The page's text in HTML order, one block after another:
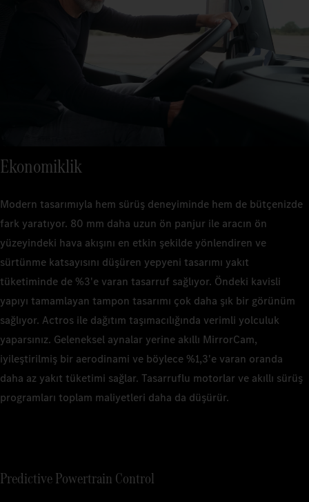
Actros kamyonların konforlu kabin seçenekleri Multimedia
Radio Touch geniş ekran da dahil birçok fonksiyonu içinde
Ekonomiklik
Modern tasarımıyla hem sürüş deneyiminde hem de bütçenizde
fark yaratıyor. 80 mm daha uzun ön panjur ile aracın ön
yüzeyindeki hava akışını en etkin şekilde yönlendiren ve
sürtünme katsayısını düşüren yepyeni tasarımı yakıt
tüketiminde de %3'e varan tasarruf sağlıyor. Öndeki kavisli
yapıyı tamamlayan tampon tasarımı çok daha şık bir görünüm
sağlıyor. Actros ile dağıtım taşımacılığında verimli yolculuk
yaparsınız. Geleneksel aynalar yerine akıllı MirrorCam,
iyileştirilmiş bir aerodinami ve böylece %1,3'e varan oranda
daha az yakıt tüketimi sağlar. Tasarruflu motorlar ve akıllı sürüş
programları toplam maliyetleri daha da düşürür.
Predictive Powertrain Control